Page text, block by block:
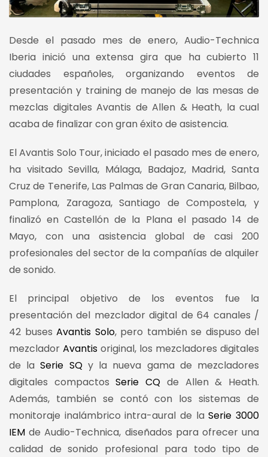
Desde el pasado mes de enero, Audio-Technica
Iberia inició una extensa gira que ha cubierto 11
ciudades españoles, organizando eventos de
presentación y training de manejo de las mesas de
mezclas digitales Avantis de Allen & Heath, la cual
acaba de finalizar con gran éxito de asistencia.
El Avantis Solo Tour, iniciado el pasado mes de enero,
ha visitado Sevilla, Málaga, Badajoz, Madrid, Santa
Cruz de Tenerife, Las Palmas de Gran Canaria, Bilbao,
Pamplona, Zaragoza, Santiago de Compostela, y
finalizó en Castellón de la Plana el pasado 14 de
Mayo, con una asistencia global de casi 200
profesionales del sector de la compañías de alquiler
de sonido.
El principal objetivo de los eventos fue la
presentación del mezclador digital de 64 canales /
42 buses Avantis Solo, pero también se dispuso del
mezclador Avantis original, los mezcladores digitales
de laSerie SQy la nueva gama de mezcladores
digitales compactosSerie CQ de Allen & Heath.
Además, también se contó con los sistemas de
monitoraje inalámbrico intra-aural de laSerie 3000
IEM de Audio-Technica, diseñados para ofrecer una
calidad de sonido profesional para todo tipo de